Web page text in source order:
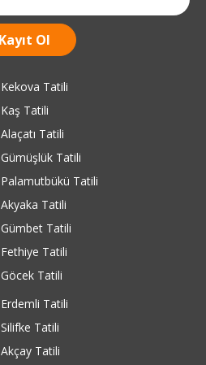
Kekova Tatili
Kaş Tatili
Alaçatı Tatili
Gümüşlük Tatili
Palamutbükü Tatili
Akyaka Tatili
Gümbet Tatili
Fethiye Tatili
Göcek Tatili
Erdemli Tatili
Silifke Tatili
Akçay Tatili